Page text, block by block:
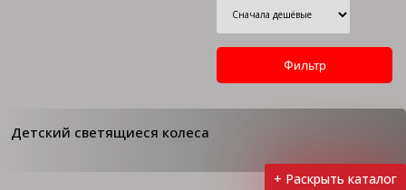
Детский светящиеся колеса
+ Раскрыть каталог